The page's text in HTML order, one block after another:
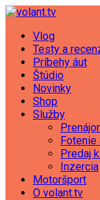
Vlog
Testy a
Príbehy áut
Štúdio
Novinky
Shop
Služby
Fotenie
Predaj
Inzercia
Motoršport
O volant.tv